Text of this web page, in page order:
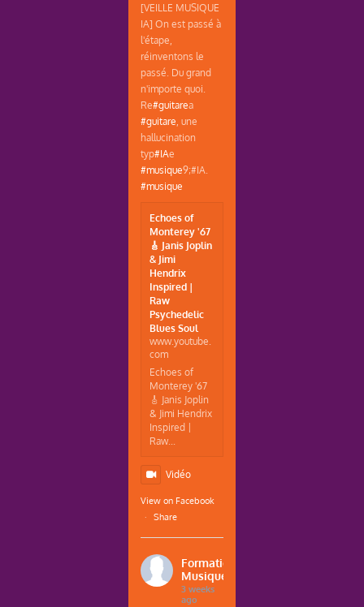
[VEILLE MUSIQUE
IA] On est passé à
l'étape,
réinventons le
passé. Du grand
n'importe quoi.
Re#guitarea
#guitare , une
hallucination
typ#IAe
#musique9;#IA.
#musique
Echoes of
Monterey '67
🎸 Janis Joplin
& Jimi
Hendrix
Inspired |
Raw
Psychedelic
Blues Soul
www.youtube.
com
Echoes of
Monterey '67
🎸 Janis Joplin
& Jimi Hendrix
Inspired |
Raw...
Vidéo
View on Facebook
·
Share
Formations
Musique
3 weeks
ago